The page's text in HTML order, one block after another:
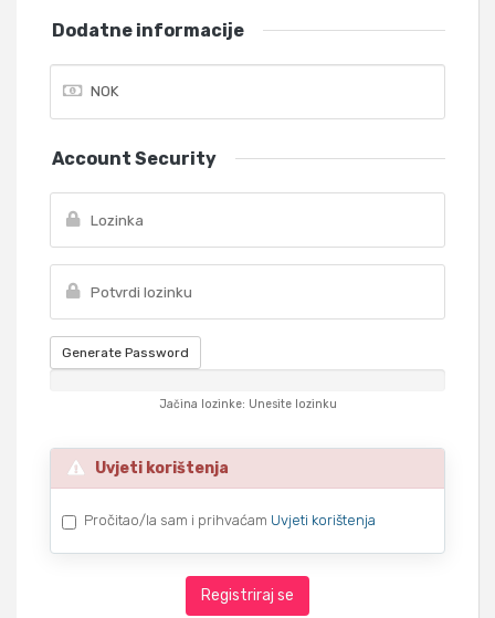
Dodatne informacije
Account Security
Generate Password
Jačina lozinke: Unesite lozinku
Uvjeti korištenja
Pročitao/la sam i prihvaćam Uvjeti korištenja